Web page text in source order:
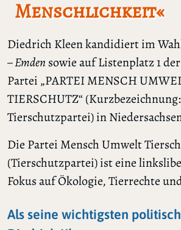
Menschlichkeit«
Diedrich Kleen kandidiert im
– Emden sowie auf Listenplatz 1
Partei „PARTEI MENSCH
TIERSCHUTZ“ (Kurzbezeichnung:
Tierschutzpartei) in
Die Partei Mensch Umwelt
(Tierschutzpartei) ist eine
Fokus auf Ökologie, Tierrechte
Als seine wichtigsten